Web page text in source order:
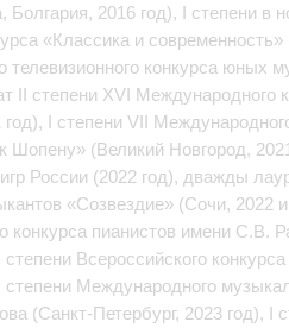
2016 год), I степени в
«Классика и современность»
конкурса юных
II степени XVI
I степени VII
(Великий Новгород,
России (2022 год), дважды
«Созвездие» (Сочи, 2022
пианистов имени С.В.
Всероссийского
Международного
(Санкт-Петербург, 2023 год), I